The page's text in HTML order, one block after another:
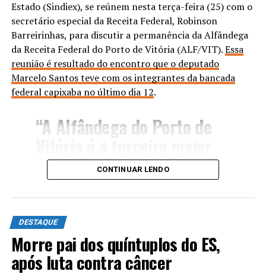
ANÚNCIO
Processo Seletivo para auxiliar de secretaria: confira o
resultado parcial
NÃO PERCA
mil moradores de Aracruz
Estado (Sindiex), se reúnem nesta terça-feira (25) com o
secretário especial da Receita Federal, Robinson
Barreirinhas, para discutir a permanência da Alfândega
da Receita Federal do Porto de Vitória (ALF/VIT).Essa
reunião é resultado do encontro que o deputado
Marcelo Santos teve com os integrantes da bancada
federal capixaba no último dia 12.
“A Alfândega do Porto de
em volume de importações
e a segunda maior em valor
médio de Declarações de
Importação (DI) no Brasil.
Além disso, a unidade é
responsável pelo controle
CONTINUAR LENDO
DESTAQUE
Morre pai dos quíntuplos do ES,
após luta contra câncer